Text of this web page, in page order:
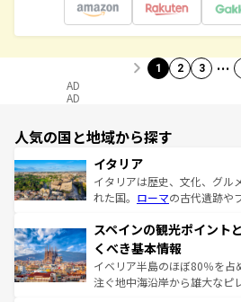
1 2 3 …
AD
AD
人気の国と地域から探す
イタリア
イタリアは歴史、文化、グル
れた国。 ローマの古代遺跡や
ろん、トスカーナの美しい田
景など、自然景観も見逃せな
ピザやパスタなど、絶品のイ
できる。朝目覚めてから夜眠
スペインの観光ポイント
くべき基本情報
イベリア半島のほぼ80％を占
注ぐ地中海沿岸から雄大なピ